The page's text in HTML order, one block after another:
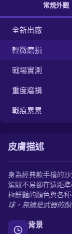
其他
常規外觀
全新出廠
輕微磨損
戰場實測
重度磨損
戰痕累累
皮膚描述
身為經典款手槍的
駕馭不易卻在遠距
極鮮豔的顏色與各
球，無論是武器的
背景